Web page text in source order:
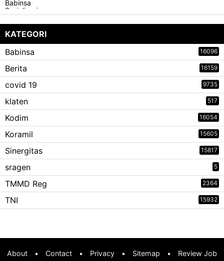
KATEGORI
Babinsa
16096
Berita 16159
covid 19 9735
klaten 517
Kodim 16054
Koramil 15605
Sinergitas 15817
sragen 5
TMMD Reg 2364
TNI 15932
About • Contact • Privacy • Sitemap • Review Job